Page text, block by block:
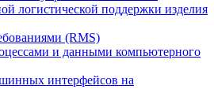
логистической поддержки изделия
(RMS)
и данными компьютерного
интерфейсов на